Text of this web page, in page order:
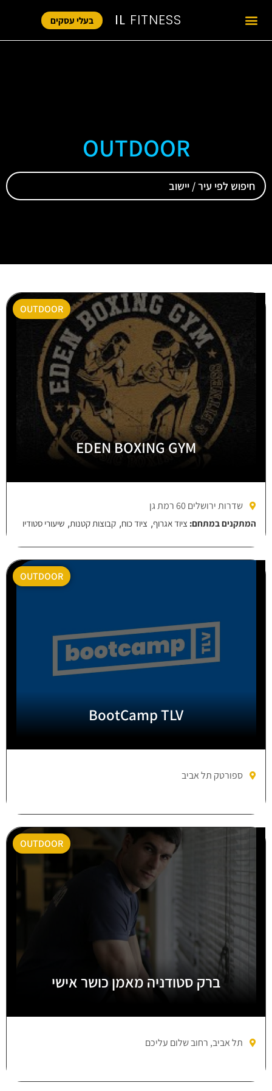
IL FITNESS בעלי עסקים
OUTDOOR
OUTDOOR
EDEN BOXING GYM
שדרות ירושלים 60 רמת גן
המתקנים במתחם: ציוד אגרוף, ציוד כוח, קבוצות קטנות, שיעורי סטודיו
OUTDOOR
BootCamp TLV
ספורטק תל אביב
OUTDOOR
ברק סטודניה מאמן כושר אישי
תל אביב, רחוב שלום עליכם